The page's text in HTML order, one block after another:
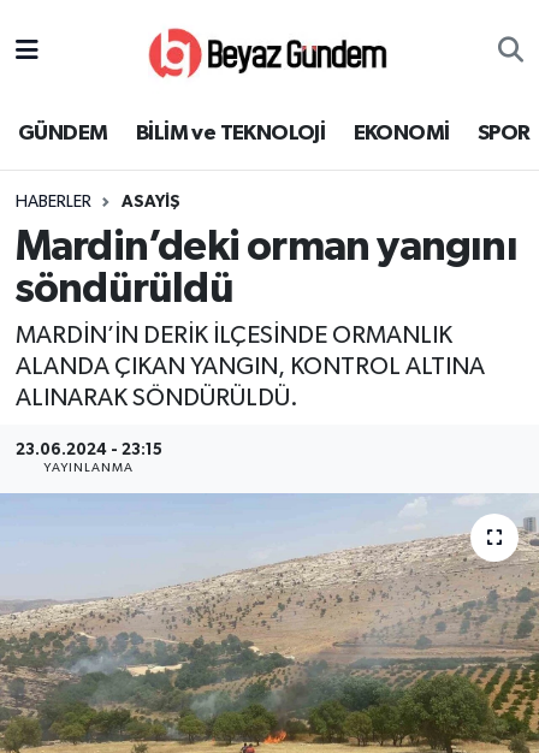
GÜNDEM BİLİM ve TEKNOLOJİ EKONOMİ SPOR
HABERLER ASAYİŞ
Mardin’deki orman yangını
söndürüldü
MARDİN’İN DERİK İLÇESİNDE ORMANLIK
ALANDA ÇIKAN YANGIN, KONTROL ALTINA
ALINARAK SÖNDÜRÜLDÜ.
23.06.2024 - 23:15
YAYINLANMA
EKONOMİ
SPOR
SAĞLIK
EĞİTİM
KÜLTÜR SANAT
Süper Lig Puan Durumu ve Fikstür
Tüm Manşetler
Son Dakika Haberleri
Haber Arşivi